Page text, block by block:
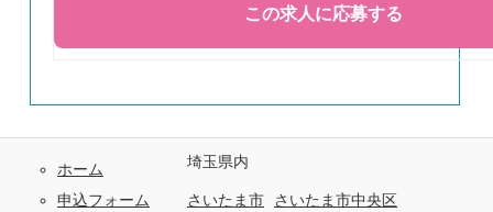
ホーム
申込フォーム
埼玉県内
さいたま市 さいたま市中央区